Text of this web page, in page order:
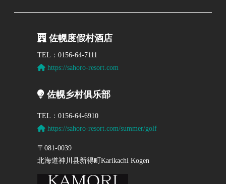
佐幌度假村酒店
TEL：0156-64-7111
https://sahoro-resort.com
佐幌乡村俱乐部
TEL：0156-64-6910
https://sahoro-resort.com/summer/golf
〒081-0039
北海道神川县新得町Karikachi Kogen